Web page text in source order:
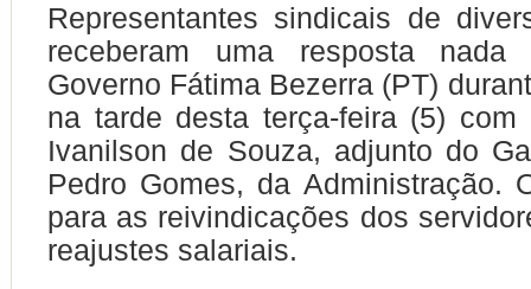
Representantes sindicais de
receberam uma resposta nada
Governo Fátima Bezerra (PT)
na tarde desta terça-feira (5) com
Ivanilson de Souza, adjunto do
Pedro Gomes, da Administração.
para as reivindicações dos
reajustes salariais.